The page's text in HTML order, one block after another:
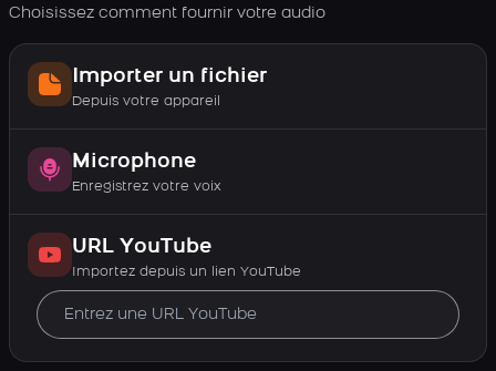
Choisissez comment fournir votre audio
Importer un fichier
Depuis votre appareil
Microphone
Enregistrez votre voix
URL YouTube
Importez depuis un lien YouTube